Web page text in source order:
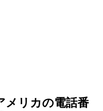
メリカの電話番